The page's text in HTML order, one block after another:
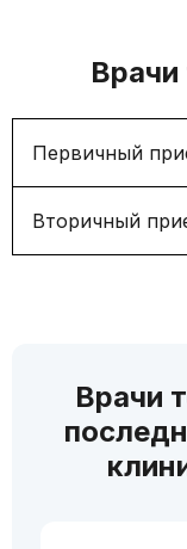
Первичный
Вторичный
Врачи